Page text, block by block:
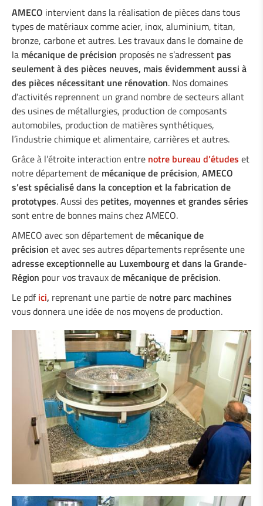
AMECO intervient dans la réalisation de pièces dans tous
types de matériaux comme acier, inox, aluminium, titan,
bronze, carbone et autres. Les travaux dans le domaine de
la mécanique de précision proposés ne s’adressent pas
seulement à des pièces neuves, mais évidemment aussi à
des pièces nécessitant une rénovation. Nos domaines
d’activités reprennent un grand nombre de secteurs allant
des usines de métallurgies, production de composants
automobiles, production de matières synthétiques,
l’industrie chimique et alimentaire, carrières et autres.
Grâce à l’étroite interaction entre notre bureau d’études et
notre département de mécanique de précision, AMECO
s’est spécialisé dans la conception et la fabrication de
prototypes. Aussi des petites, moyennes et grandes séries
sont entre de bonnes mains chez AMECO.
AMECO avec son département de mécanique de
précision et avec ses autres départements représente une
adresse exceptionnelle au Luxembourg et dans la Grande-
Région pour vos travaux de mécanique de précision.
Le pdfici, reprenant une partie de notre parc machines
vous donnera une idée de nos moyens de production.